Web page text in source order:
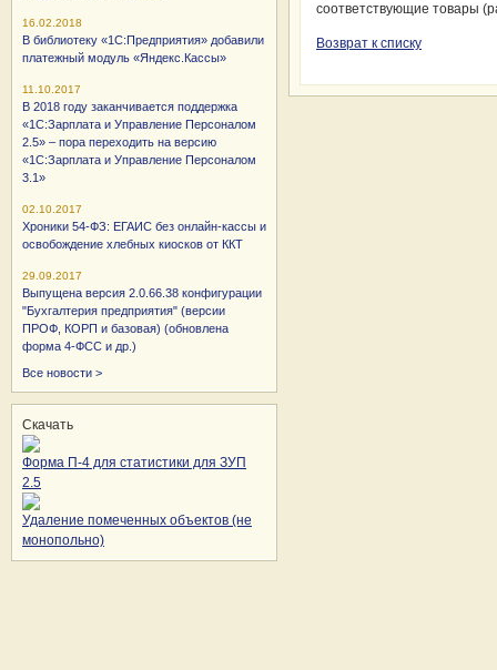
соответствующие товары
Возврат к списку
16.02.2018
В библиотеку «1С:Предприятия» добавили
платежный модуль «Яндекс.Кассы»
11.10.2017
В 2018 году заканчивается поддержка
«1С:Зарплата и Управление Персоналом
2.5» – пора переходить на версию
«1С:Зарплата и Управление Персоналом
3.1»
02.10.2017
Хроники 54-ФЗ: ЕГАИС без онлайн-кассы и
освобождение хлебных киосков от ККТ
29.09.2017
Выпущена версия 2.0.66.38 конфигурации
"Бухгалтерия предприятия" (версии
ПРОФ, КОРП и базовая) (обновлена
форма 4-ФСС и др.)
Все новости >
Скачать
Форма П-4 для статистики для ЗУП
2.5
Удаление помеченных объектов (не
монопольно)